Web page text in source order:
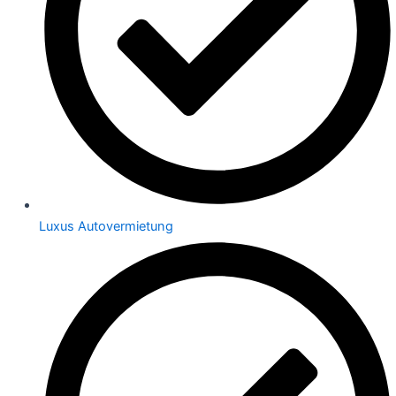
Luxus Autovermietung